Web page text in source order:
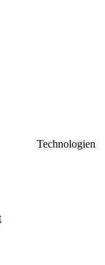
Technologien